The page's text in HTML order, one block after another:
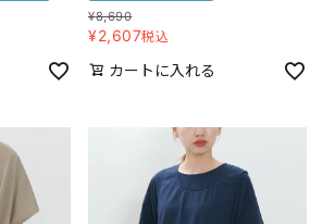
¥8,690
¥2,607税込
カートに入れる